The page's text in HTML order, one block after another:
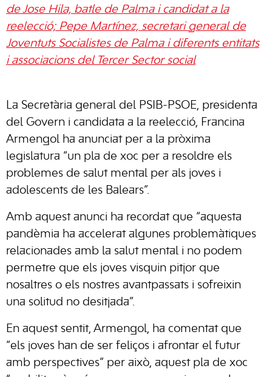
de Jose Hila, batle de Palma i candidat a la
reelecció; Pepe Martínez, secretari general de
Joventuts Socialistes de Palma i diferents entitats
i associacions del Tercer Sector social
La Secretària general del PSIB-PSOE, presidenta
del Govern i candidata a la reelecció, Francina
Armengol ha anunciat per a la pròxima
legislatura “un pla de xoc per a resoldre els
problemes de salut mental per als joves i
adolescents de les Balears”.
Amb aquest anunci ha recordat que “aquesta
pandèmia ha accelerat algunes problemàtiques
relacionades amb la salut mental i no podem
permetre que els joves visquin pitjor que
nosaltres o els nostres avantpassats i sofreixin
una solitud no desitjada”.
En aquest sentit, Armengol, ha comentat que
“els joves han de ser feliços i afrontar el futur
amb perspectives” per això, aquest pla de xoc